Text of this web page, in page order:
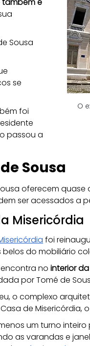
O
também é
Sousa
se
foi
passou a
Sousa
oferecem quase
ser acessados a
Misericórdia
foi
do mobiliário
no interior
por Tomé de
o complexo
de Misericórdia,
um turno
as varandas e